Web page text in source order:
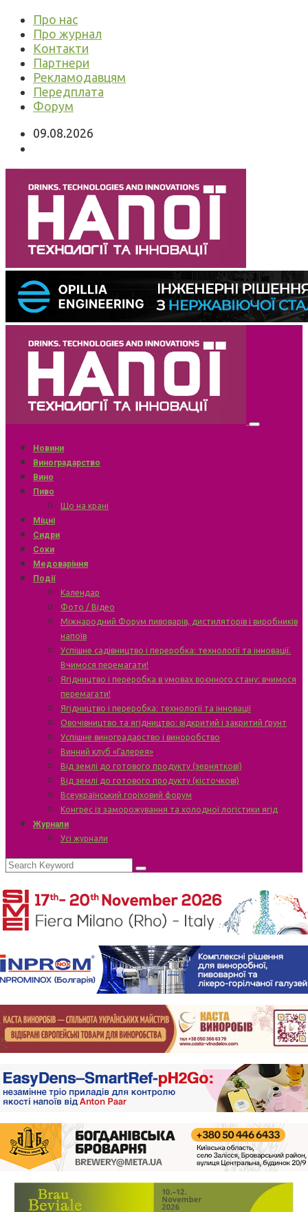
Про нас
Про журнал
Контакти
Партнери
Рекламодавцям
Передплата
Форум
09.08.2026
Новини
Виноградарство
Вино
Пиво
Що на крані
Міцні
Сидри
Соки
Медоваріння
Події
Календар
Фото / Відео
Міжнародний Форум пивоварів, дистиляторів і виробників
напоїв
Успішне садівництво і переробка: технології та інновації.
Вчимося перемагати!
Ягідництво і переробка в умовах воєнного стану: вчимося
перемагати!
Ягідництво і переробка: технології та інновації
Овочівництво та ягідництво: відкритий і закритий ґрунт
Успішне виноградарство і виноробство
Винний клуб «Галерея»
Від землі до готового продукту (зерняткові)
Від землі до готового продукту (кісточкові)
Всеукраїнський горіховий форум
Конгрес із заморожування та холодної логістики ягід
Журнали
Усі журнали